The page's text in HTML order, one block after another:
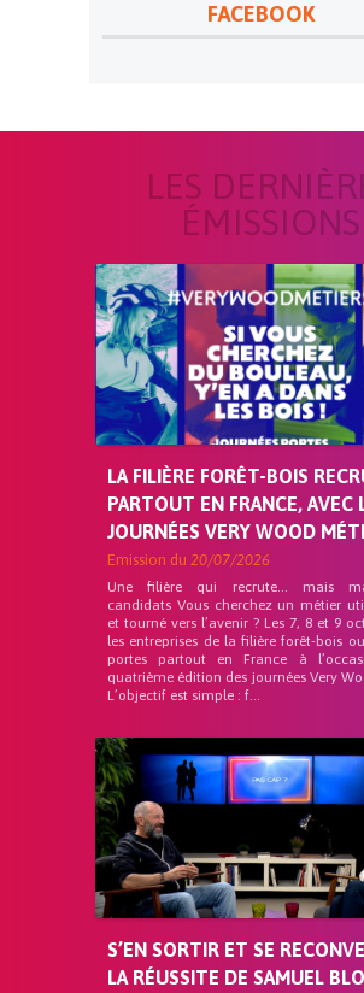
FACEBOOK
LES
ÉMISSIONS
LA FILIÈRE FORÊT-BOIS
PARTOUT EN FRANCE, AVEC
JOURNÉES VERY WOOD
Emission du 20/07/2026
Une filière qui recrute… mais
candidats Vous cherchez un métier
et tourné vers l’avenir ? Les 7, 8 et 9
les entreprises de la filière forêt-bois
portes partout en France à
quatrième édition des journées Very
L’objectif est simple : f...
S’EN SORTIR ET SE
LA RÉUSSITE DE SAMUEL